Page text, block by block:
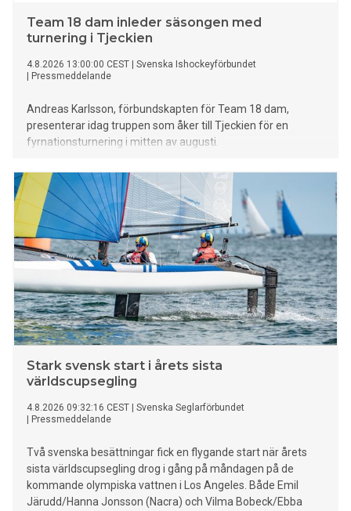
Team 18 dam inleder säsongen med
turnering i Tjeckien
4.8.2026 13:00:00 CEST
Svenska Ishockeyförbundet
Pressmeddelande
Andreas Karlsson, förbundskapten för Team 18 dam,
presenterar idag truppen som åker till Tjeckien för en
fyrnationsturnering i mitten av augusti.
Stark svensk start i årets sista
världscupsegling
4.8.2026 09:32:16 CEST
Svenska Seglarförbundet
Pressmeddelande
Två svenska besättningar fick en flygande start när årets
sista världscupsegling drog i gång på måndagen på de
kommande olympiska vattnen i Los Angeles. Både Emil
Järudd/Hanna Jonsson (Nacra) och Vilma Bobeck/Ebba